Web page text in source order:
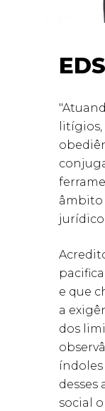
âmbito
e que
a
dos
desses
social